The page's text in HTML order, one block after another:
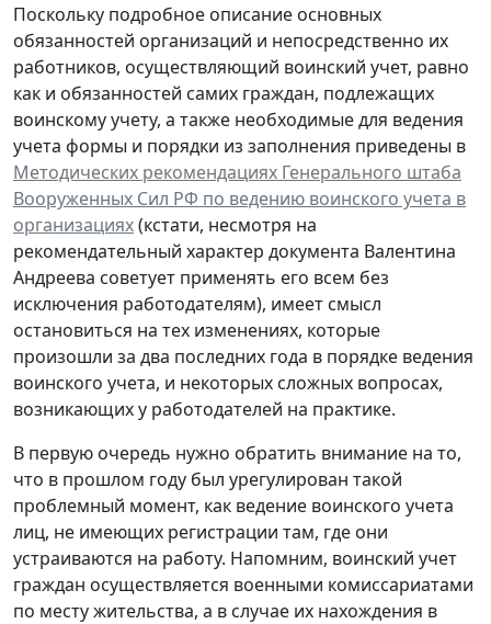
Поскольку подробное описание основных
обязанностей организаций и непосредственно их
работников, осуществляющий воинский учет, равно
как и обязанностей самих граждан, подлежащих
воинскому учету, а также необходимые для ведения
учета формы и порядки из заполнения приведены в
Методических рекомендациях Генерального штаба
Вооруженных Сил РФ по ведению воинского учета в
организациях(кстати, несмотря на
рекомендательный характер документа Валентина
Андреева советует применять его всем без
исключения работодателям), имеет смысл
остановиться на тех изменениях, которые
произошли за два последних года в порядке ведения
воинского учета, и некоторых сложных вопросах,
возникающих у работодателей на практике.
В первую очередь нужно обратить внимание на то,
что в прошлом году был урегулирован такой
проблемный момент, как ведение воинского учета
лиц, не имеющих регистрации там, где они
устраиваются на работу. Напомним, воинский учет
граждан осуществляется военными комиссариатами
по месту жительства, а в случае их нахождения в